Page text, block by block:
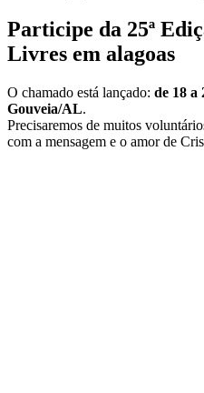
Participe da 25ª
Livres em alagoas
O chamado está lançado: de 18 a
Gouveia/AL.
Precisaremos de muitos
com a mensagem e o amor de